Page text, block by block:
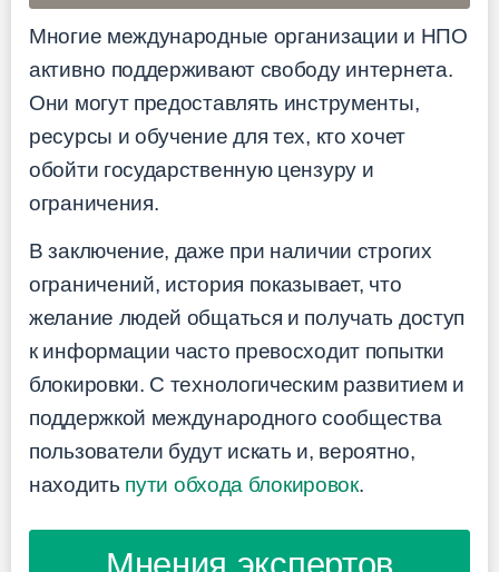
Многие международные организации и НПО
активно поддерживают свободу интернета.
Они могут предоставлять инструменты,
ресурсы и обучение для тех, кто хочет
обойти государственную цензуру и
ограничения.
В заключение, даже при наличии строгих
ограничений, история показывает, что
желание людей общаться и получать доступ
к информации часто превосходит попытки
блокировки. С технологическим развитием и
поддержкой международного сообщества
пользователи будут искать и, вероятно,
находить пути обхода блокировок.